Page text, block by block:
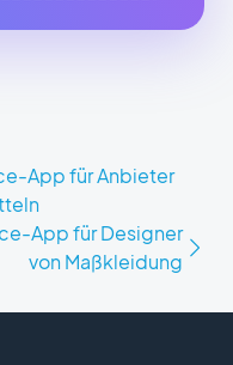
App für Anbieter
App für Designer
von Maßkleidung